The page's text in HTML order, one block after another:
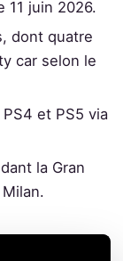
11 juin 2026.
dont quatre
car selon le
et PS5 via
la Gran